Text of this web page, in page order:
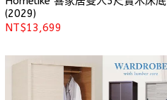
(2029)
NT$13,699